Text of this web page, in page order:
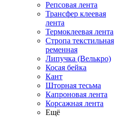
Репсовая лента
Трансфер клеевая
лента
Термоклеевая лента
Стропа текстильная
ременная
Липучка (Велькро)
Косая бейка
Кант
Шторная тесьма
Капроновая лента
Корсажная лента
Ещё